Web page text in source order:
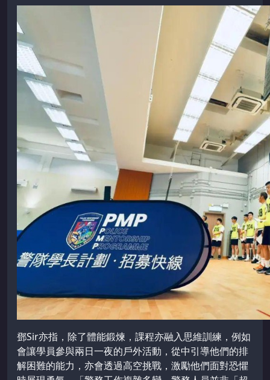
鄧Sir亦指，除了體能鍛煉，課程亦融入思維訓練，例如
會讓學員參與兩日一夜的戶外活動，從中引導他們的排
解困難的能力，亦會透過高空挑戰，激勵他們面對恐懼